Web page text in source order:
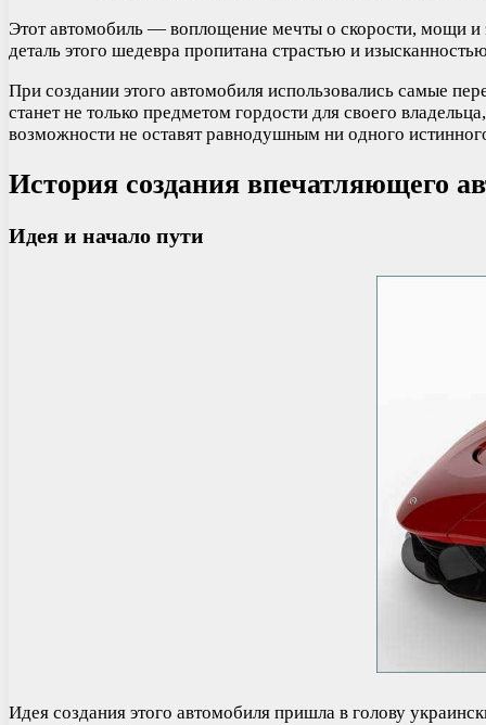
Этот автомобиль — воплощение мечты о скорости, мощи
деталь этого шедевра пропитана страстью и
При создании этого автомобиля использовались самые
станет не только предметом гордости для своего
возможности не оставят равнодушным ни одного
История создания впечатляющего
Идея и начало пути
Идея создания этого автомобиля пришла в голову